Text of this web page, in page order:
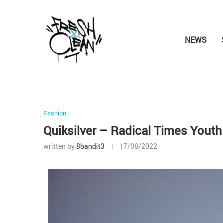
NEWS
Fashion
Quiksilver – Radical Times
written by8bandit3 17/08/2022